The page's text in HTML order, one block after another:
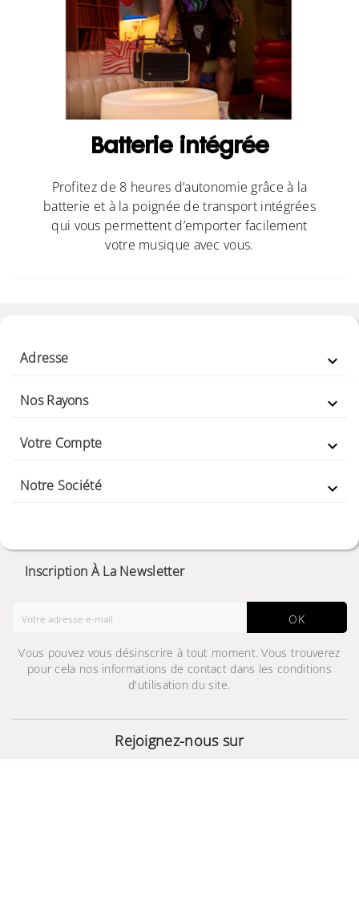
Batterie intégrée
Profitez de 8 heures d’autonomie grâce à la
batterie et à la poignée de transport intégrées
qui vous permettent d’emporter facilement
votre musique avec vous.
1 690,000 TND
Adresse 
Nos Rayons 
Votre Compte 
Notre Société 
Inscription À La Newsletter
OK
Vous pouvez vous désinscrire à tout moment. Vous trouverez
pour cela nos informations de contact dans les conditions
d'utilisation du site.
Rejoignez-nous sur